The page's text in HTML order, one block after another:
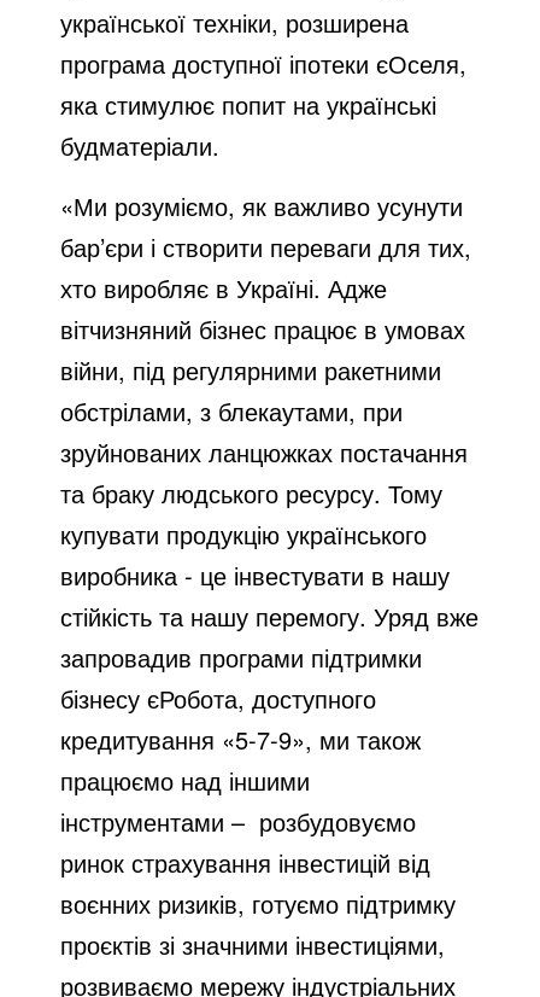
української техніки, розширена
програма доступної іпотеки єОселя,
яка стимулює попит на українські
будматеріали.
«Ми розуміємо, як важливо усунути
бар’єри і створити переваги для тих,
хто виробляє в Україні. Адже
вітчизняний бізнес працює в умовах
війни, під регулярними ракетними
обстрілами, з блекаутами, при
зруйнованих ланцюжках постачання
та браку людського ресурсу. Тому
купувати продукцію українського
виробника - це інвестувати в нашу
стійкість та нашу перемогу. Уряд вже
запровадив програми підтримки
бізнесу єРобота, доступного
кредитування «5-7-9», ми також
працюємо над іншими
інструментами – розбудовуємо
ринок страхування інвестицій від
воєнних ризиків, готуємо підтримку
проєктів зі значними інвестиціями,
розвиваємо мережу індустріальних